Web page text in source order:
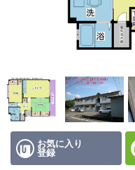
地域から探す
地図から探す
店舗情報·アクセス
会社概要
メールでお問い合わせ
お気に入り
登録